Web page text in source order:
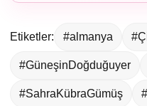
Etiketler: #almanya
#GüneşinDoğduğuyer
#SahraKübraGümüş